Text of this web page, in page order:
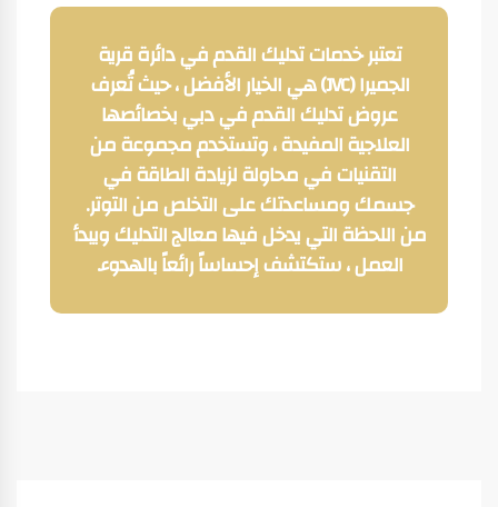
تعتبر خدمات تدليك القدم في دائرة قرية
الجميرا (JVC) هي الخيار الأفضل ، حيث تُعرف
عروض تدليك القدم في دبي بخصائصها
العلاجية المفيدة ، وتستخدم مجموعة من
التقنيات في محاولة لزيادة الطاقة في
جسمك ومساعدتك على التخلص من التوتر.
من اللحظة التي يدخل فيها معالج التدليك ويبدأ
العمل ، ستكتشف إحساساً رائعاً بالهدوء.